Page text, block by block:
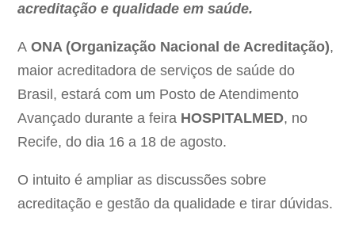
acreditação e qualidade em saúde.
AONA (Organização Nacional de Acreditação),
maior acreditadora de serviços de saúde do
Brasil, estará com um Posto de Atendimento
Avançado durante a feira HOSPITALMED, no
Recife, do dia 16 a 18 de agosto.
O intuito é ampliar as discussões sobre
acreditação e gestão da qualidade e tirar dúvidas.